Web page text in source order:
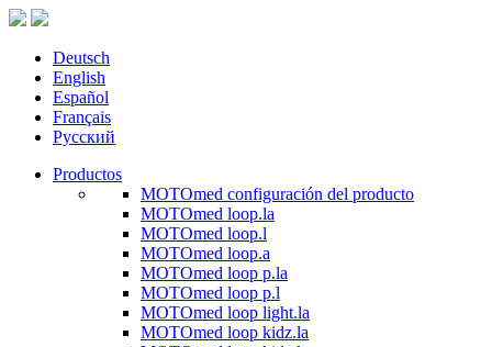
Deutsch
English
Español
Français
Русский
Productos
MOTOmed configuración del producto
MOTOmed loop.la
MOTOmed loop.l
MOTOmed loop.a
MOTOmed loop p.la
MOTOmed loop p.l
MOTOmed loop light.la
MOTOmed loop kidz.la